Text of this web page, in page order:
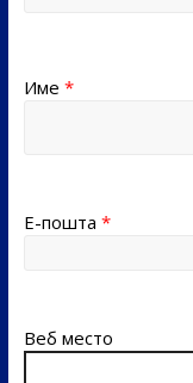
Име *
Е-пошта *
Веб место